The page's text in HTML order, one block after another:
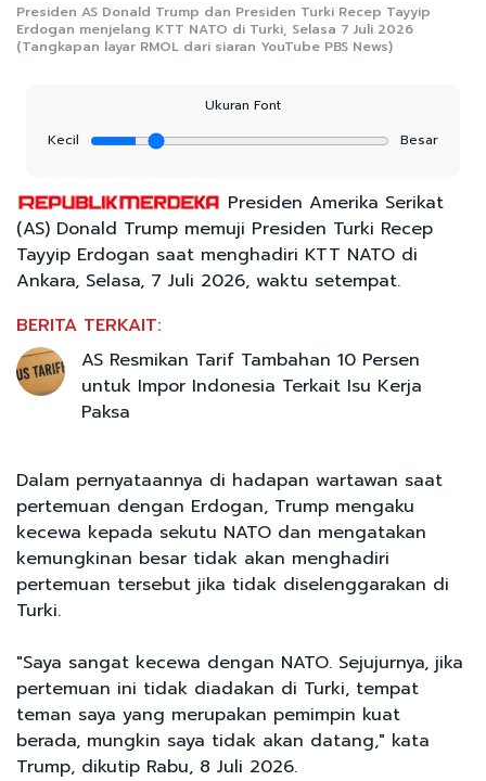
Presiden AS Donald Trump dan Presiden Turki Recep Tayyip
Erdogan menjelang KTT NATO di Turki, Selasa 7 Juli 2026
(Tangkapan layar RMOL dari siaran YouTube PBS News)
Ukuran Font
Kecil
Besar
Presiden Amerika Serikat
(AS) Donald Trump memuji Presiden Turki Recep
Tayyip Erdogan saat menghadiri KTT NATO di
Ankara, Selasa, 7 Juli 2026, waktu setempat.
BERITA TERKAIT:
AS Resmikan Tarif Tambahan 10 Persen
untuk Impor Indonesia Terkait Isu Kerja
Paksa
Dalam pernyataannya di hadapan wartawan saat
pertemuan dengan Erdogan, Trump mengaku
kecewa kepada sekutu NATO dan mengatakan
kemungkinan besar tidak akan menghadiri
pertemuan tersebut jika tidak diselenggarakan di
Turki.
"Saya sangat kecewa dengan NATO. Sejujurnya, jika
pertemuan ini tidak diadakan di Turki, tempat
teman saya yang merupakan pemimpin kuat
berada, mungkin saya tidak akan datang," kata
Trump, dikutip Rabu, 8 Juli 2026.